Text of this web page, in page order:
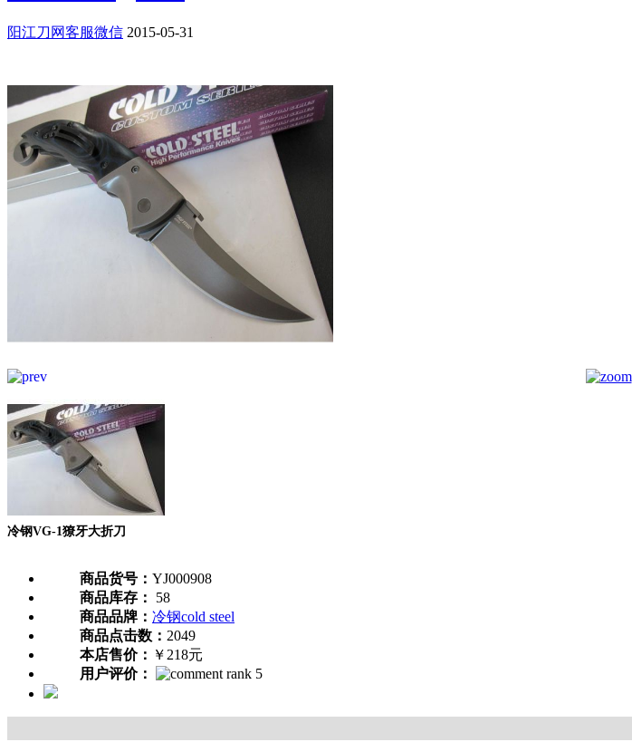
阳江刀网客服微信 2015-05-31
冷钢VG-1獠牙大折刀
商品货号： YJ000908
商品库存：
58
商品品牌： 冷钢cold steel
商品点击数： 2049
本店售价： ￥218元
用户评价：